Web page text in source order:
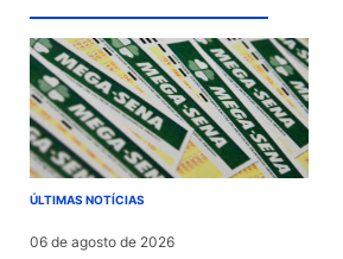
ÚLTIMAS NOTÍCIAS
06 de agosto de 2026